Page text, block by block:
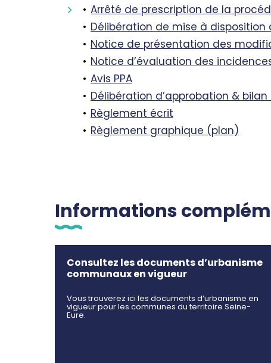
Arrêté de prescription de la
Délibération de mise à disposition
Notice de présentation des
Notice d’évaluation des
Avis PPA
Délibération d’approbation &
Règlement écrit
Règlement graphique (plan)
Informations
Consultez les documents d’urbanisme
communaux en vigueur
Vous trouverez ici les documents d’urbanisme en
vigueur pour les communes du territoire Seine-
Eure.